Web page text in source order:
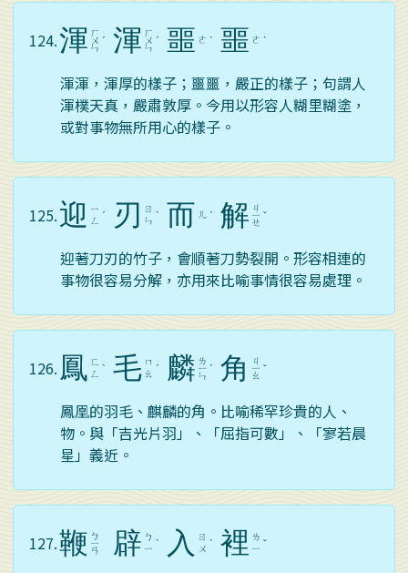
124.渾 ㄏ
ㄨ
ㄣ
ˊ 渾 ㄏ
ㄨ
ㄣ
ˊ 噩 ㄜ ˋ 噩 ㄜ ˋ
渾渾，渾厚的樣子；噩噩，嚴正的樣子；句謂人
渾樸天真，嚴肅敦厚。今用以形容人糊里糊塗，
或對事物無所用心的樣子。
125.迎 ㄧ
ㄥ
ˊ 刃
ㄖ
ㄣ ˋ 而 ㄦ ˊ 解 ㄐ
ㄧ
ㄝ
ˇ
迎著刀刃的竹子，會順著刀勢裂開。形容相連的
事物很容易分解，亦用來比喻事情很容易處理。
126. 鳳 ㄈ
ㄥ ˋ 毛 ㄇ
ㄠ ˊ 麟 ㄌ
ㄧ
ㄣ
ˊ 角 ㄐ
ㄧ
ㄠ
ˇ
鳳凰的羽毛、麒麟的角。比喻稀罕珍貴的人、
物。與「吉光片羽」、「屈指可數」、「寥若晨
星」義近。
127.鞭 ㄅ
ㄧ
ㄢ 辟 ㄅ
ㄧ ˋ 入
ㄖ
ㄨ ˋ 裡 ㄌ
ㄧ ˇ